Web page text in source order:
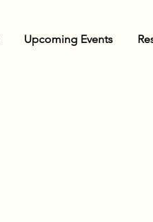
Upcoming Events